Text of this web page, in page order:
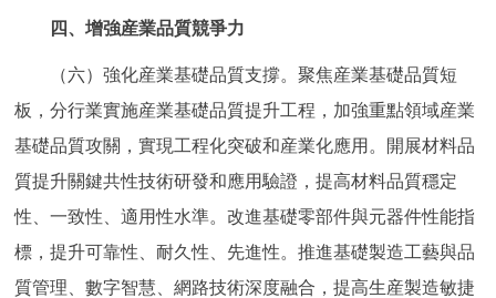
四、增強産業品質競爭力
（六）強化産業基礎品質支撐。聚焦産業基礎品質短
板，分行業實施産業基礎品質提升工程，加強重點領域産業
基礎品質攻關，實現工程化突破和産業化應用。開展材料品
質提升關鍵共性技術研發和應用驗證，提高材料品質穩定
性、一致性、適用性水準。改進基礎零部件與元器件性能指
標，提升可靠性、耐久性、先進性。推進基礎製造工藝與品
質管理、數字智慧、網路技術深度融合，提高生産製造敏捷